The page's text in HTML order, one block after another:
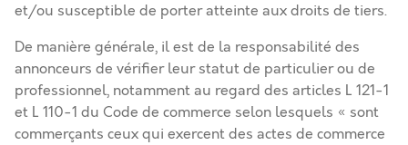
et/ou susceptible de porter atteinte aux droits de tiers.
De manière générale, il est de la responsabilité des
annonceurs de vérifier leur statut de particulier ou de
professionnel, notamment au regard des articles L 121-1
et L 110-1 du Code de commerce selon lesquels « sont
commerçants ceux qui exercent des actes de commerce